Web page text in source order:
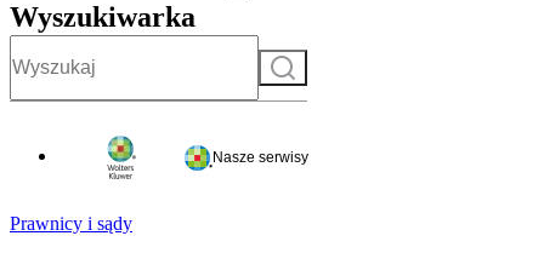
Wyszukiwarka
Szukaj
Nasze serwisy
Prawnicy i sądy